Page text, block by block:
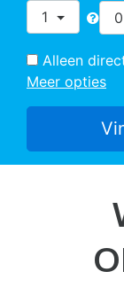
1
0
Alleen
Meer opties